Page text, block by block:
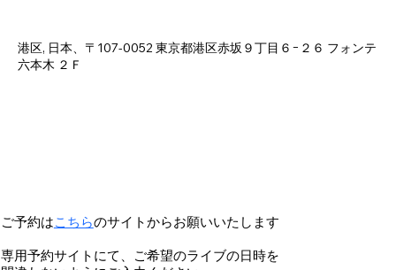
ご予約はこちらのサイトからお願いいたします
専用予約サイトにて、ご希望のライブの日時を
港区, 日本、〒107-0052 東京都港区赤坂９丁目６−２６ フォンテ
六本木 ２Ｆ